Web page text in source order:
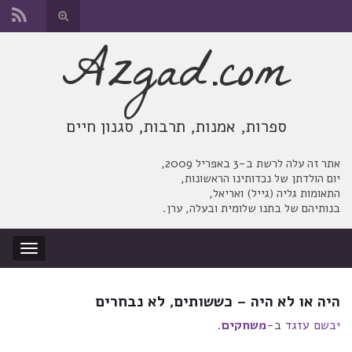
החלף
טופס
אתר זה עלה לרשת ב-3 באפריל 2009,
יום הולדתן של נכדותינו הראשונות,
התאומות גליה (גייל) ואריאל,
בנותיהם של בתנו שלומית ובעלה, ערן.
החלף
ניווט
Azgad.com
ספרות, אמנות, תרבות, סגנון חיים
היה או לא היה – כששותים, לא נבחרים
יבשם עזגד ב-משחקים.